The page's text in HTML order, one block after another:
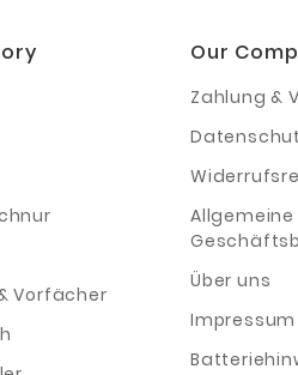
Vorfächer
Our
Zahlung &
Allgemeine
Über uns
Impressum